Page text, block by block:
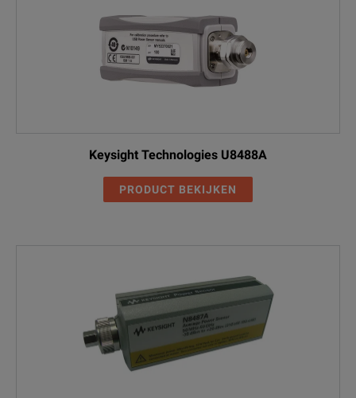
Keysight Technologies U8488A
PRODUCT BEKIJKEN